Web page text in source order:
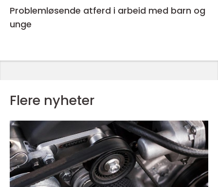
Problemløsende atferd i arbeid med barn og
unge
Flere nyheter